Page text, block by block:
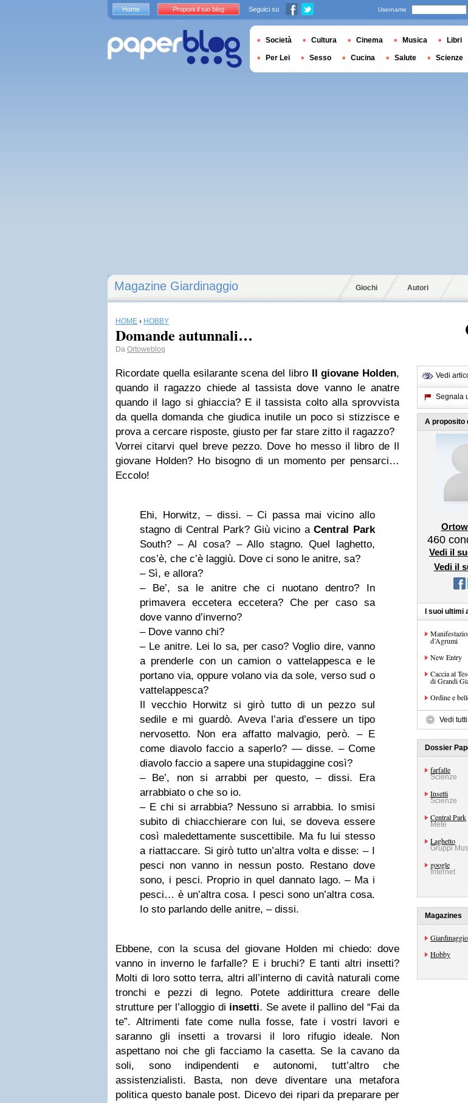
Magazine Giardinaggio Giochi Autori
HOME › HOBBY
Domande autunnali…
Da Ortoweblog
Ricordate quella esilarante scena del libro Il giovane Holden,
quando il ragazzo chiede al tassista dove vanno le anatre
quando il lago si ghiaccia? E il tassista colto alla sprovvista
da quella domanda che giudica inutile un poco si stizzisce e
prova a cercare risposte, giusto per far stare zitto il ragazzo?
Vorrei citarvi quel breve pezzo. Dove ho messo il libro de Il
giovane Holden? Ho bisogno di un momento per pensarci…
Eccolo!
Ehi, Horwitz, – dissi. – Ci passa mai vicino allo
stagno di Central Park? Giù vicino aCentral Park
South? – Al cosa? – Allo stagno. Quel laghetto,
cos’è, che c’è laggiù. Dove ci sono le anitre, sa?
– Sì, e allora?
– Be’, sa le anitre che ci nuotano dentro? In
primavera ec­cetera eccetera? Che per caso sa
dove vanno d’inverno?
– Dove vanno chi?
– Le anitre. Lei lo sa, per caso? Voglio dire, vanno
a pren­derle con un camion o vattelappesca e le
portano via, oppure volano via da sole, verso sud o
vattelappesca?
Il vecchio Horwitz si girò tutto di un pezzo sul
sedile e mi guardò. Aveva l’aria d’essere un tipo
nervosetto. Non era af­fatto malvagio, però. – E
come diavolo faccio a saperlo? — disse. – Come
diavolo faccio a sapere una stupidaggine così?
– Be’, non si arrabbi per questo, – dissi. Era
arrabbiato o che so io.
– E chi si arrabbia? Nessuno si arrabbia. Io smisi
subito di chiacchierare con lui, se doveva essere
così maledettamente suscettibile. Ma fu lui stesso
a riattac­care. Si girò tutto un’altra volta e disse: – I
pesci non vanno in nessun posto. Restano dove
sono, i pesci. Proprio in quel dannato lago. – Ma i
pesci… è un’altra cosa. I pesci sono un’altra cosa.
Io sto parlando delle anitre, – dissi.
Ebbene, con la scusa del giovane Holden mi chiedo: dove
vanno in inverno le farfalle? E i bruchi? E tanti altri insetti?
Molti di loro sotto terra, altri all’interno di cavità naturali come
tronchi e pezzi di legno. Potete addirittura creare delle
strutture per l’alloggio di insetti. Se avete il pallino del “Fai da
te”. Altrimenti fate come nulla fosse, fate i vostri lavori e
saranno gli insetti a trovarsi il loro rifugio ideale. Non
aspettano noi che gli facciamo la casetta. Se la cavano da
soli, sono indipendenti e autonomi, tutt’altro che
assistenzialisti. Basta, non deve diventare una metafora
politica questo banale post. Dicevo dei ripari da preparare per
Vedi
Segnala
A proposito
460
Vedi il
Vedi il
I suoi ultimi
d’Agrumi
New Entry
Caccia al
di Grandi
Ordine e
Vedi tutti
Dossier
farfalle
Scienze
Insetti
Scienze
Central Park
Mete
Laghetto
Gruppi
google
Internet
Magazines
Giardinaggio
Hobby
Home Proponi il tuo blog Seguici su Username
Società Cultura Cinema Musica Libri
Per Lei Sesso Cucina Salute Scienze